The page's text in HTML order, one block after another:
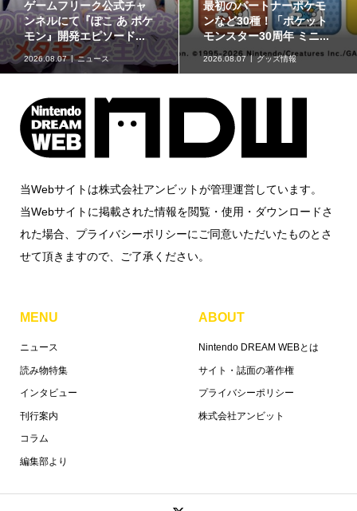
ゲームフリーク公式チャ
ンネルにて『ぽこ あ ポケ
モン』開発エピソード...
2026.08.07 ニュース
最初のパートナーポケモ
ンなど30種！「ポケット
モンスター30周年 ミニ...
2026.08.07 グッズ情報
当Webサイトは株式会社アンビットが管理運営しています。
当Webサイトに掲載された情報を閲覧・使用・ダウンロードさ
れた場合、プライバシーポリシーにご同意いただいたものとさ
せて頂きますので、ご了承ください。
MENU
ニュース
読み物特集
インタビュー
刊行案内
コラム
編集部より
ABOUT
Nintendo DREAM WEBとは
サイト・誌面の著作権
プライバシーポリシー
株式会社アンビット